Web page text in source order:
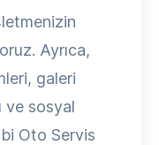
Ayrıca,
galeri
ve sosyal
Oto Servis